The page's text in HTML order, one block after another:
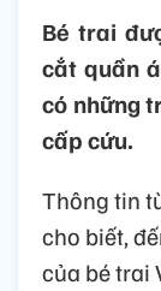
Bé trai
cắt quần
có những
cấp cứu.
Thông tin
cho biết,
của bé trai